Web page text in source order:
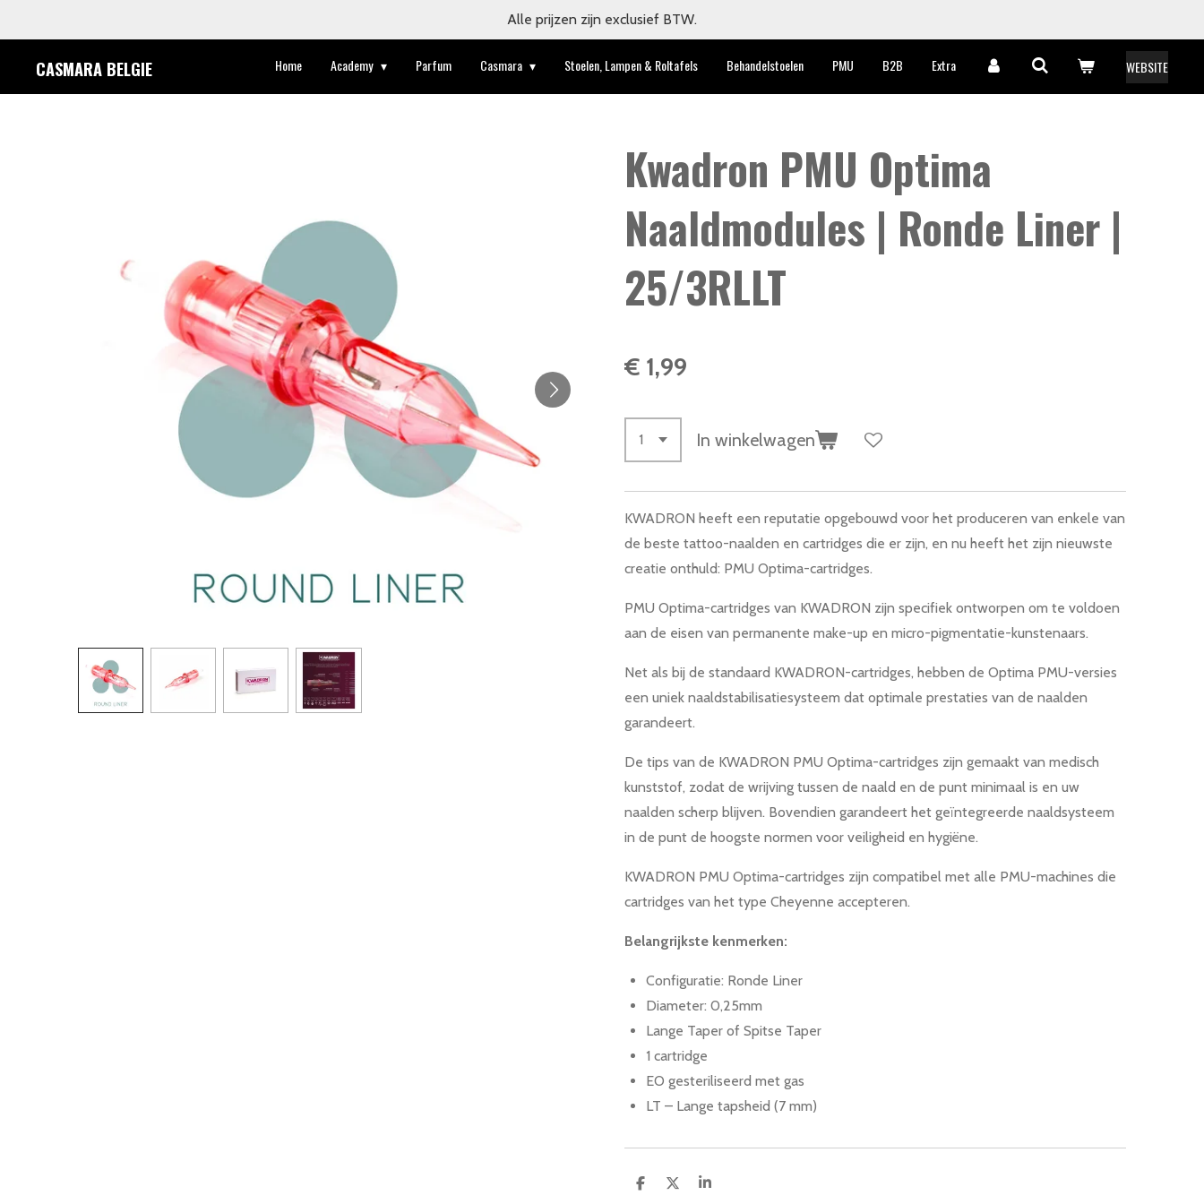
naar
de
Alle prijzen zijn exclusief BTW.
CASMARA BELGIE Home Academy Parfum Casmara Stoelen, Lampen & Roltafels Behandelstoelen PMU B2B Extra WEBSITE
Kwadron PMU Optima
Naaldmodules | Ronde Liner |
25/3RLLT
€ 1,99
In winkelwagen
KWADRON heeft een reputatie opgebouwd voor het produceren van enkele van
de beste tattoo-naalden en cartridges die er zijn, en nu heeft het zijn nieuwste
creatie onthuld: PMU Optima-cartridges.
PMU Optima-cartridges van KWADRON zijn specifiek ontworpen om te voldoen
aan de eisen van permanente make-up en micro-pigmentatie-kunstenaars.
Net als bij de standaard KWADRON-cartridges, hebben de Optima PMU-versies
een uniek naaldstabilisatiesysteem dat optimale prestaties van de naalden
garandeert.
De tips van de KWADRON PMU Optima-cartridges zijn gemaakt van medisch
kunststof, zodat de wrijving tussen de naald en de punt minimaal is en uw
naalden scherp blijven. Bovendien garandeert het geïntegreerde naaldsysteem
in de punt de hoogste normen voor veiligheid en hygiëne.
KWADRON PMU Optima-cartridges zijn compatibel met alle PMU-machines die
cartridges van het type Cheyenne accepteren.
Belangrijkste kenmerken:
Configuratie: Ronde Liner
Diameter: 0,25mm
Lange Taper of Spitse Taper
1 cartridge
EO gesteriliseerd met gas
LT – Lange tapsheid (7 mm)
D
D
S